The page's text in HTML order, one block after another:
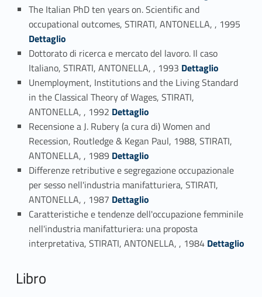
The Italian PhD ten years on. Scientific and
occupational outcomes, STIRATI, ANTONELLA, , 1995
Dettaglio
Dottorato di ricerca e mercato del lavoro. Il caso
Italiano, STIRATI, ANTONELLA, , 1993 Link identifier #identifier_person_92785-66
Dettaglio
Unemployment, Institutions and the Living Standard
in the Classical Theory of Wages, STIRATI,
ANTONELLA, , 1992 Link identifier #identifier_person_99698-67
Dettaglio
Recensione a J. Rubery (a cura di) Women and
Recession, Routledge & Kegan Paul, 1988, STIRATI,
ANTONELLA, , 1989 Link identifier #identifier_person_195502-68
Dettaglio
Differenze retributive e segregazione occupazionale
per sesso nell'industria manifatturiera, STIRATI,
ANTONELLA, , 1987 Link identifier #identifier_person_110855-69
Dettaglio
Caratteristiche e tendenze dell'occupazione femminile
nell'industria manifatturiera: una proposta
interpretativa, STIRATI, ANTONELLA, , 1984 Link identifier #identifier_person_126935-70
Dettaglio
Libro